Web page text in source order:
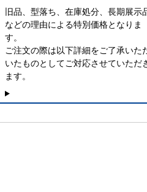
旧品、型落ち、在庫処分、長期展示
などの理由による特別価格となりま
す。
ご注文の際は以下詳細をご了承いた
いたものとしてご対応させていただ
ます。